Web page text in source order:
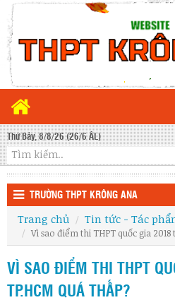
Thứ Bảy, 8/8/26 (26/6 ÂL)
TRƯỜNG THPT KRÔNG ANA
Trang chủ Tin tức - Tác
Vì sao điểm thi THPT quốc gia 2018
VÌ SAO ĐIỂM THI THPT
TP.HCM QUÁ THẤP?